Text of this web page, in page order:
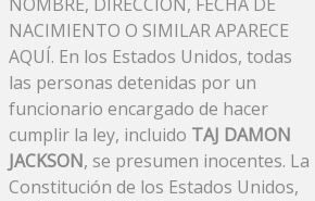
NACIMIENTO O SIMILAR APARECE
AQUÍ. En los Estados Unidos, todas
las personas detenidas por un
funcionario encargado de hacer
cumplir la ley, incluido TAJ DAMON
JACKSON, se presumen inocentes. La
Constitución de los Estados Unidos,